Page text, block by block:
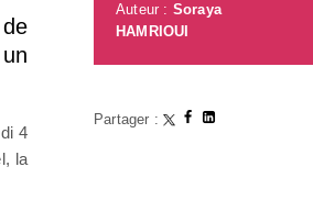
4
la
Auteur : Soraya
HAMRIOUI
Partager :